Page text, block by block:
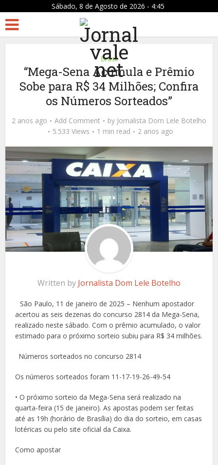
Sábado, 8 de Agosto de 2026 - 4:45
Brasil
“Mega-Sena Acumula e Prêmio
Sobe para R$ 34 Milhões; Confira
os Números Sorteados”
2 anos ago Add Comment by Jornalista Dom Lele Botelho
5.533 Views
1 min read 2 anos ago
Written by Jornalista Dom Lele Botelho
São Paulo, 11 de janeiro de 2025 – Nenhum apostador
acertou as seis dezenas do concurso 2814 da Mega-Sena,
realizado neste sábado. Com o prêmio acumulado, o valor
estimado para o próximo sorteio subiu para R$ 34 milhões.
Números sorteados no concurso 2814
Os números sorteados foram 11-17-19-26-49-54
• O próximo sorteio da Mega-Sena será realizado na
quarta-feira (15 de janeiro). As apostas podem ser feitas
até as 19h (horário de Brasília) do dia do sorteio, em casas
lotéricas ou pelo site oficial da Caixa.
Como apostar